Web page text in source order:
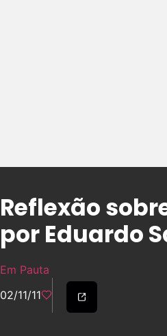
Reflexão
por Eduardo
Em Pauta
02/11/11